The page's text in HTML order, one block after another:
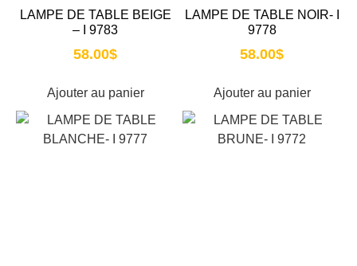
LAMPE DE TABLE BEIGE
– I 9783
58.00$
Ajouter au panier
LAMPE DE TABLE NOIR- I
9778
58.00$
Ajouter au panier